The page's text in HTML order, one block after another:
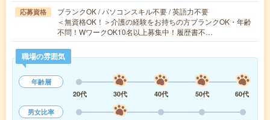
応募資格
ブランクOK / パソコンスキル不要 / 英語力不要
＜無資格OK！＞介護の経験をお持ちの方ブランクOK・年齢
不問！WワークOK10名以上募集中！履歴書不…
職場の雰囲気
年齢層
20代
30代 40代 50代
60代
男女比率